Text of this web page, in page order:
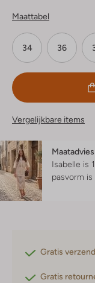
Maattabel
34 36
Vergelijkbare items
Maatadvies
Isabelle is
pasvorm is
Gratis
Gratis